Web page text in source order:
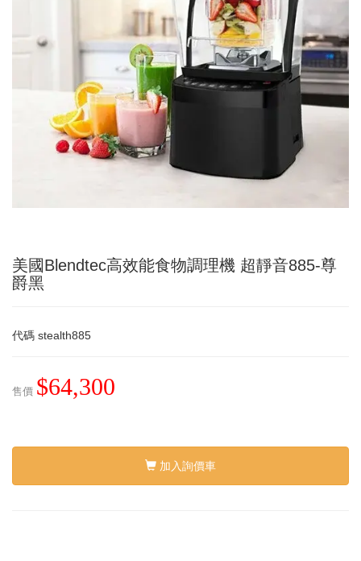
美國Blendtec高效能食物調理機 超靜音885-尊
爵黑
代碼 stealth885
售價 $64,300
加入詢價車